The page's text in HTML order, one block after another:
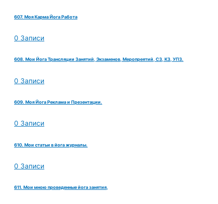
607. Моя Карма Йога Работа
0 Записи
608. Мои Йога Трансляции Занятий, Экзаменов, Меропреятий, СЗ, КЗ, УПЗ.
0 Записи
609. Моя Йога Реклама и Презентации.
0 Записи
610. Мои статьи в йога журналы.
0 Записи
611. Мои мною проведенные йога занятия,